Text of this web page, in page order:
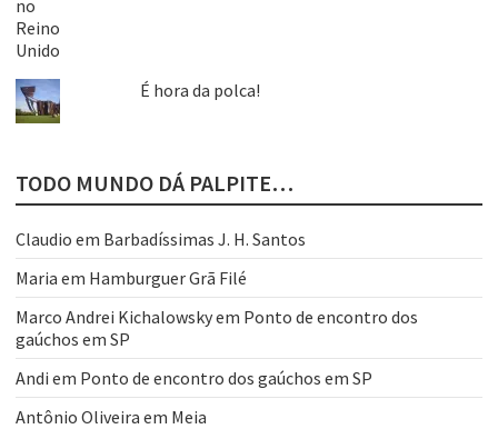
É hora da polca!
TODO MUNDO DÁ PALPITE…
Claudio em Barbadíssimas J. H. Santos
Maria em Hamburguer Grã Filé
Marco Andrei Kichalowskyem Ponto de encontro dos
gaúchos em SP
Andi em Ponto de encontro dos gaúchos em SP
Antônio Oliveira em Meia